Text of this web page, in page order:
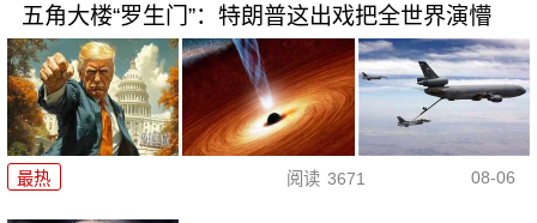
五角大楼“罗生门”：特朗普这出戏把全世界演懵
最热 阅读 3671 08-06